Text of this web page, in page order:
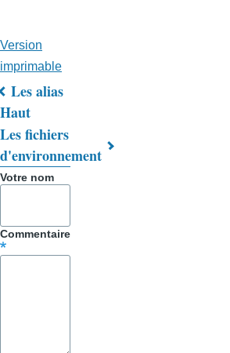
Version
imprimable
Liens
transversaux
de
pour
Trucs
Les alias
Haut
Les fichiers
d'environnement
Votre nom
Commentaire